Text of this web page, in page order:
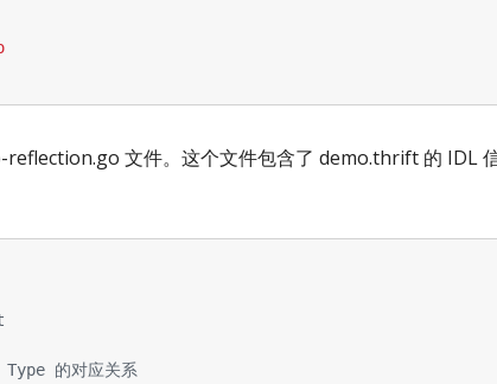
reflection.go 文件。这个文件包含了 demo.thrift 的 IDL
的对应关系